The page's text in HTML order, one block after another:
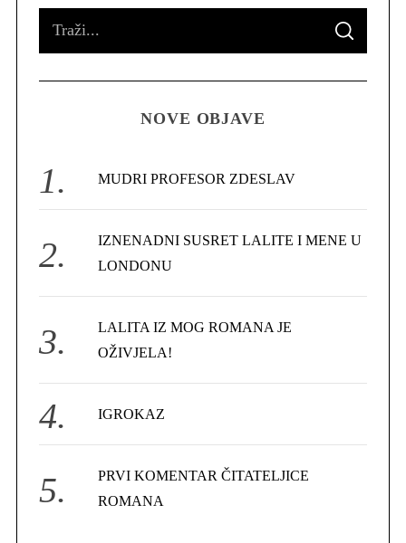
o
S
A
C
NOVE OBJAVE
MUDRI PROFESOR ZDESLAV
IZNENADNI SUSRET LALITE I MENE U
LONDONU
LALITA IZ MOG ROMANA JE
OŽIVJELA!
IGROKAZ
PRVI KOMENTAR ČITATELJICE
ROMANA